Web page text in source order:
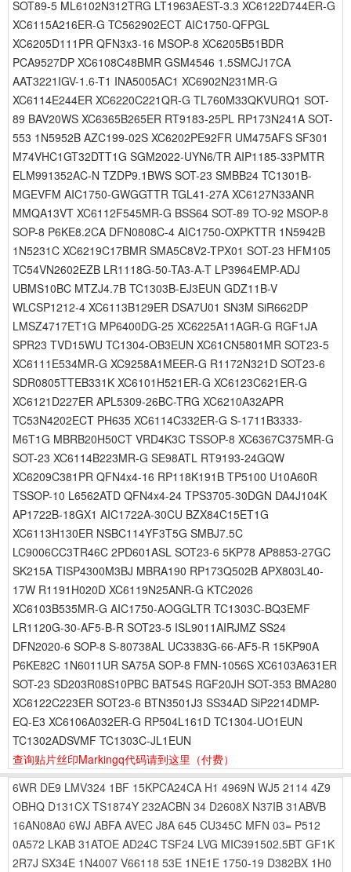
SOT89-5 ML6102N312TRG LT1963AEST-3.3 XC6122D744ER-G
XC6115A216ER-G TC562902ECT AIC1750-QFPGL
XC6205D111PR QFN3x3-16 MSOP-8 XC6205B51BDR
PCA9527DP XC6108C48BMR GSM4546 1.5SMCJ17CA
AAT3221IGV-1.6-T1 INA5005AC1 XC6902N231MR-G
XC6114E244ER XC6220C221QR-G TL760M33QKVURQ1 SOT-
89 BAV20WS XC6365B265ER RT9183-25PL RP173N241A SOT-
553 1N5952B AZC199-02S XC6202PE92FR UM475AFS SF301
M74VHC1GT32DTT1G SGM2022-UYN6/TR AIP1185-33PMTR
ELM991352AC-N TZDP9.1BWS SOT-23 SMBB24 TC1301B-
MGEVFM AIC1750-GWGGTTR TGL41-27A XC6127N33ANR
MMQA13VT XC6112F545MR-G BSS64 SOT-89 TO-92 MSOP-8
SOP-8 P6KE8.2CA DFN0808C-4 AIC1750-OXPKTTR 1N5942B
1N5231C XC6219C17BMR SMA5C8V2-TPX01 SOT-23 HFM105
TC54VN2602EZB LR1118G-50-TA3-A-T LP3964EMP-ADJ
UBMS10BC MTZJ4.7B TC1303B-EJ3EUN GDZ11B-V
WLCSP1212-4 XC6113B129ER DSA7U01 SN3M SiR662DP
LMSZ4717ET1G MP6400DG-25 XC6225A11AGR-G RGF1JA
SPR23 TVD15WU TC1304-OB3EUN XC61CN5801MR SOT23-5
XC6111E534MR-G XC9258A1MEER-G R1172N321D SOT23-6
SDR0805TTEB331K XC6101H521ER-G XC6123C621ER-G
XC6121D227ER APL5309-26BC-TRG XC6210A32APR
TC53N4202ECT PH635 XC6114C332ER-G S-1711B3333-
M6T1G MBRB20H50CT VRD4K3C TSSOP-8 XC6367C375MR-G
SOT-23 XC6114B223MR-G SE98ATL RT9193-24GQW
XC6209C381PR QFN4x4-16 RP118K191B TP5100 U10A60R
TSSOP-10 L6562ATD QFN4x4-24 TPS3705-30DGN DA4J104K
AP1722B-18GX1 AIC1722A-30CU BZX84C15ET1G
XC6113H130ER NSBC114YF3T5G SMBJ7.5C
LC9006CC3TR46C 2PD601ASL SOT23-6 5KP78 AP8853-27GC
SK215A TISP4300M3BJ MBRA190 RP173Q502B APX803L40-
17W R1191H020D XC6119N25ANR-G KTC2026
XC6103B535MR-G AIC1750-AOGGLTR TC1303C-BQ3EMF
LR1120G-30-AF5-B-R SOT23-5 ISL9011AIRJMZ SS24
DFN2020-6 SOP-8 S-80738AL UC3383G-66-AF5-R 15KP90A
P6KE82C 1N6011UR SA75A SOP-8 FMN-1056S XC6103A631ER
SOT-23 SD203R08S10PBC BAT54S RGF20JH SOT-353 BMA280
XC6122C223ER SOT23-6 BTN3501J3 SS34AD SiP2214DMP-
EQ-E3 XC6106A032ER-G RP504L161D TC1304-UO1EUN
TC1302ADSVMF TC1303C-JL1EUN
查询贴片丝印Markingq代码请到这里 （付费）
6WR DE9 LMV324 1BF 15KPCA24CA H1 4969N WJ5 2114 4Z9
OBHQ D131CX TS1874Y 232ACBN 34 D2608X N37IB 31ABVB
16AN08A0 6WJ ABFA AVEC J8A 645 CU345C MFN 03= P512
0A572 LKAB 31ATOE AD24C TSF24 LVG MIC391502.5BT GF1K
2R7J SX34E 1N4007 V66118 53E 1NE1E 1750-19 D382BX 1H0